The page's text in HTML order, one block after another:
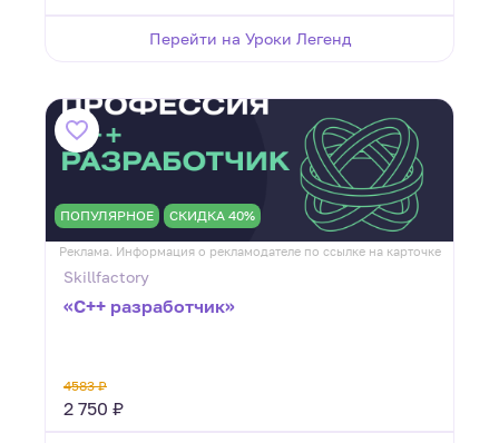
Перейти на Уроки Легенд
ПОПУЛЯРНОЕ СКИДКА 40%
Реклама. Информация о рекламодателе по ссылке на карточке
Skillfactory
«C++ разработчик»
4583 ₽
2 750 ₽